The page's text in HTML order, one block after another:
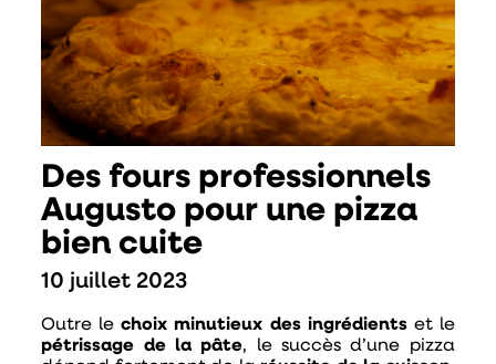
Des fours professionnels
Augusto pour une pizza
bien cuite
10 juillet 2023
Outre lechoix minutieux des ingrédientset le
pétrissage de la pâte, le succès d’une pizza